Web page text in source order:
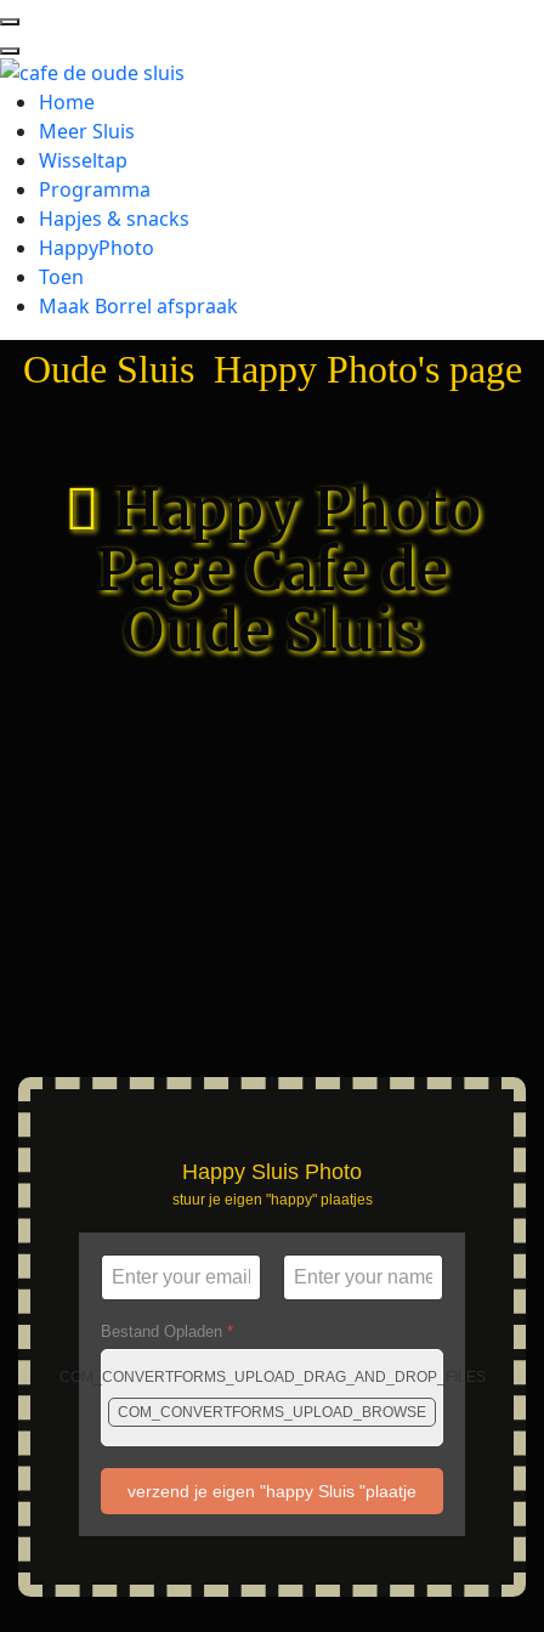
Home
Meer Sluis
Wisseltap
Programma
Hapjes & snacks
HappyPhoto
Toen
Maak Borrel afspraak
Oude Sluis Happy Photo's page
Happy Photo
Page Cafe de
Oude Sluis
Happy Sluis Photo
stuur je eigen "happy" plaatjes
Bestand Opladen *
COM_CONVERTFORMS_UPLOAD_DRAG_AND_DROP_FILES
COM_CONVERTFORMS_UPLOAD_BROWSE
verzend je eigen "happy Sluis "plaatje